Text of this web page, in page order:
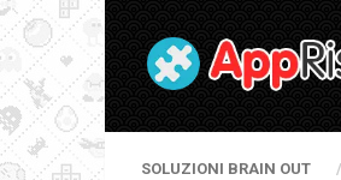
SOLUZIONI BRAIN OUT